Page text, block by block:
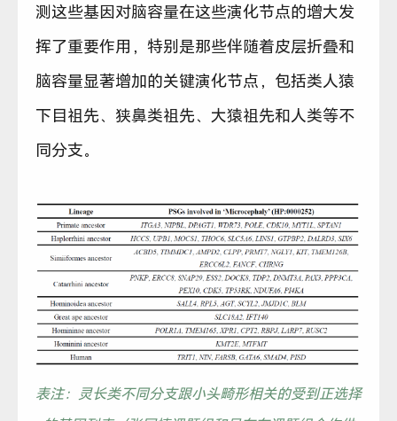
测这些基因对脑容量在这些演化节点的增大发
挥了重要作用，特别是那些伴随着皮层折叠和
脑容量显著增加的关键演化节点，包括类人猿
下目祖先、狭鼻类祖先、大猿祖先和人类等不
同分支。
表注：灵长类不同分支跟小头畸形相关的受到正选择